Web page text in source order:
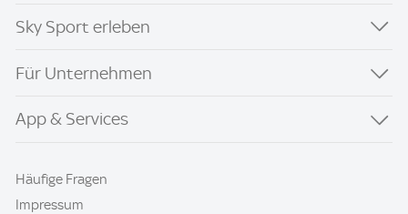
Sky Sport erleben
Für Unternehmen
App & Services
Häufige Fragen
Impressum